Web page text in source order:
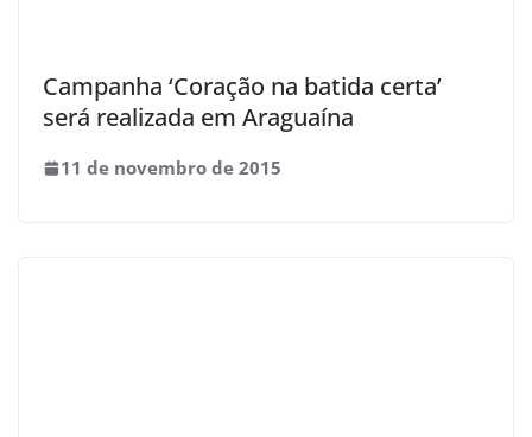
Campanha ‘Coração na batida certa’
será realizada em Araguaína
11 de novembro de 2015